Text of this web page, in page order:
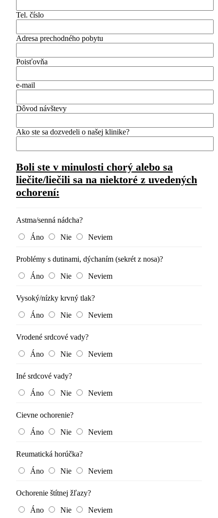
Tel. číslo
Adresa prechodného pobytu
Poisťovňa
e-mail
Dôvod návštevy
Ako ste sa dozvedeli o našej klinike?
Boli ste v minulosti chorý alebo sa
liečite/liečili sa na niektoré z uvedených
ochorení:
Astma/senná nádcha?
Áno Nie Neviem
Problémy s dutinami, dýchaním (sekrét z nosa)?
Áno Nie Neviem
Vysoký/nízky krvný tlak?
Áno Nie Neviem
Vrodené srdcové vady?
Áno Nie Neviem
Iné srdcové vady?
Áno Nie Neviem
Cievne ochorenie?
Áno Nie Neviem
Reumatická horúčka?
Áno Nie Neviem
Ochorenie štítnej žľazy?
Áno Nie Neviem